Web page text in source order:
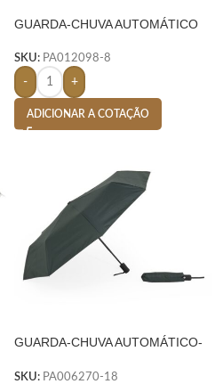
GUARDA-CHUVA AUTOMÁTICO
SKU: PA012098-8
- +
ADICIONAR A COTAÇÃO
GUARDA-CHUVA AUTOMÁTICO-
SKU: PA006270-18